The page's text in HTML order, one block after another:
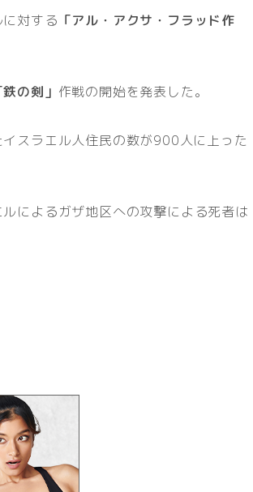
対する 「アル・アクサ・フラッド作
鉄の剣」 作戦の開始を発表した。
スラエル人住民の数が900人に上った
によるガザ地区への攻撃による死者は